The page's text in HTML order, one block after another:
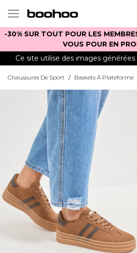
-30% SUR TOUT POUR LES
VOUS POUR EN
Ce site utilise des images
Chaussures De Sport / Baskets À Plateforme